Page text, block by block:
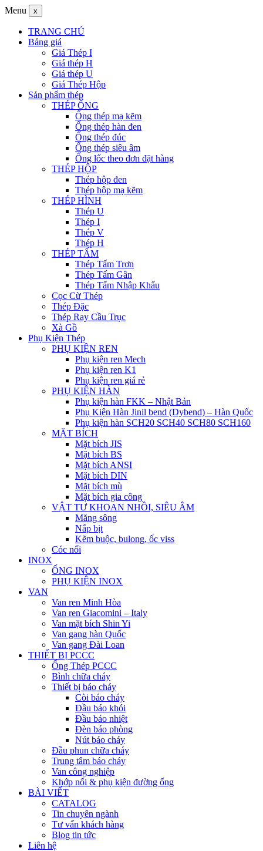
Menu x
TRANG CHỦ
Bảng giá
Giá Thép I
Giá thép H
Giá thép U
Giá Thép Hộp
Sản phẩm thép
THÉP ỐNG
Ống thép mạ kẽm
Ống thép hàn đen
Ống thép đúc
Ống thép siêu âm
Ống lốc theo đơn đặt hàng
THÉP HỘP
Thép hộp đen
Thép hộp mạ kẽm
THÉP HÌNH
Thép U
Thép I
Thép V
Thép H
THÉP TẤM
Thép Tấm Trơn
Thép Tấm Gân
Thép Tấm Nhập Khẩu
Cọc Cừ Thép
Thép Đặc
Thép Ray Cầu Trục
Xà Gồ
Phụ Kiện Thép
PHỤ KIỆN REN
Phụ kiện ren Mech
Phụ kiện ren K1
Phụ kiện ren giá rẻ
PHỤ KIỆN HÀN
Phụ kiện hàn FKK – Nhật Bản
Phụ Kiện Hàn Jinil bend (Dybend) – Hàn Quốc
Phụ kiện hàn SCH20 SCH40 SCH80 SCH160
MẶT BÍCH
Mặt bích JIS
Mặt bích BS
Mặt bích ANSI
Mặt bích DIN
Mặt bích mù
Mặt bích gia công
VẬT TƯ KHOAN NHỒI, SIÊU ÂM
Măng sông
Nắp bịt
Kẽm buộc, bulong, ốc viss
Cóc nối
INOX
ỐNG INOX
PHỤ KIỆN INOX
VAN
Van ren Minh Hòa
Van ren Giacomini – Italy
Van mặt bích Shin Yi
Van gang hàn Quốc
Van gang Đài Loan
THIẾT BỊ PCCC
Ống Thép PCCC
Bình chữa cháy
Thiết bị báo cháy
Còi báo cháy
Đầu báo khói
Đầu báo nhiệt
Đèn báo phòng
Nút báo cháy
Đầu phun chữa cháy
Trung tâm báo cháy
Van công nghiệp
Khớp nối & phụ kiện đường ống
BÀI VIẾT
CATALOG
Tin chuyên ngành
Tư vấn khách hàng
Blog tin tức
Liên hệ